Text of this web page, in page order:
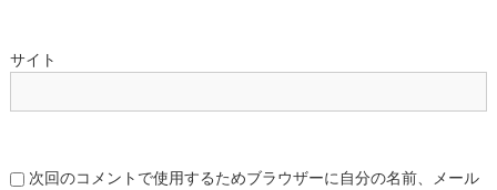
サイト
次回のコメントで使用するためブラウザーに自分の名前、メール